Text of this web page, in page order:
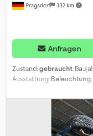
Pragsdorf 332 km
Anfragen
Zustand:gebraucht,
Ausstattung: Beleuchtung
Hydraulische Klappung,
Grubber mit Fahrwerk,
Crossboardschiene,
Pragsdorf Dedpfx Aajwyrv